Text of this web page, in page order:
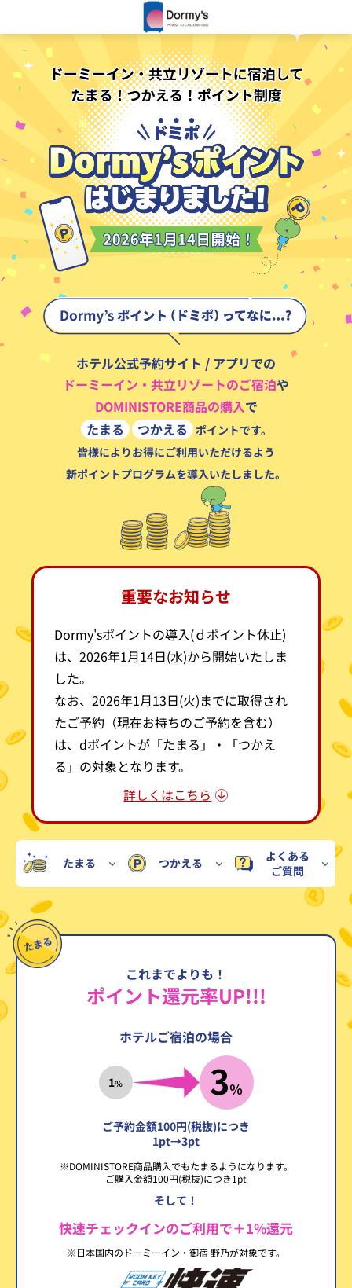
ホテル公式予約サイト / アプリでの
ドーミーイン・共立リゾートのご宿泊や
DOMINISTORE商品の購入で
たまる
つかえる ポイントです。
皆様によりお得にご利用いただけるよう
新ポイントプログラムを導入いたしました。
重要なお知らせ
Dormy'sポイントの導入(ｄポイント休止)
は、2026年1月14日(水)から開始いたしま
した。
なお、2026年1月13日(火)までに取得され
たご予約（現在お持ちのご予約を含む）
は、dポイントが「たまる」・「つかえ
る」の対象となります。
詳しくはこちら
たまる つかえる
よくある
ご質問
これまでよりも！
ポイント還元率UP!!!
ホテルご宿泊の場合
1％ 3％
ご予約金額100円(税抜)につき
1pt→3pt
※DOMINISTORE商品購入でもたまるようになります。
ご購入金額100円(税抜)につき1pt
そして！
快速チェックインのご利用で＋1%還元
※日本国内のドーミーイン・御宿 野乃が対象です。